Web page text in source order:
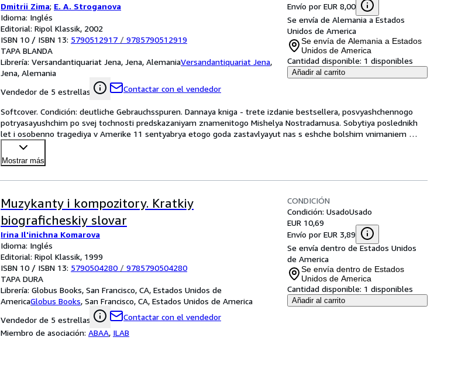
Dmitrii Zima; E. A. Stroganova
Idioma: Inglés
Editorial: Ripol Klassik, 2002
ISBN 10 / ISBN 13: 5790512917 / 9785790512919
TAPA BLANDA
Librería: Versandantiquariat Jena, Jena, AlemaniaVersandantiquariat Jena,
Jena, Alemania
Vendedor de 5 estrellas
Contactar con el vendedor
Envío por EUR 8,00
Se envía de Alemania a Estados
Unidos de America
Se envía de Alemania a Estados
Unidos de America
Cantidad disponible: 1 disponibles
Añadir al carrito
Softcover. Condición: deutliche Gebrauchsspuren. Dannaya kniga - trete izdanie bestsellera, posvyashchennogo
potryasayushchim po svej tochnosti predskazaniyam znamenitogo Mishelya Nostradamusa. Sobytiya poslednikh
let i osobenno tragediya v Amerike 11 sentyabrya etogo goda zastavlyayut nas s eshche bolshim vnimaniem
vchityvatsya
Mostrar más
Muzykanty i kompozitory. Kratkiy
biograficheskiy slovar
Irina Il'inichna Komarova
Idioma: Inglés
Editorial: Ripol Klassik, 1999
ISBN 10 / ISBN 13: 5790504280 / 9785790504280
TAPA DURA
Librería: Globus Books, San Francisco, CA, Estados Unidos de
AmericaGlobus Books, San Francisco, CA, Estados Unidos de America
Vendedor de 5 estrellas
Contactar con el vendedor
Miembro de asociación: ABAA, ILAB
CONDICIÓN
Condición: UsadoUsado
EUR 10,69
Envío por EUR 3,89
Se envía dentro de Estados Unidos
de America
Se envía dentro de Estados
Unidos de America
Cantidad disponible: 1 disponibles
Añadir al carrito